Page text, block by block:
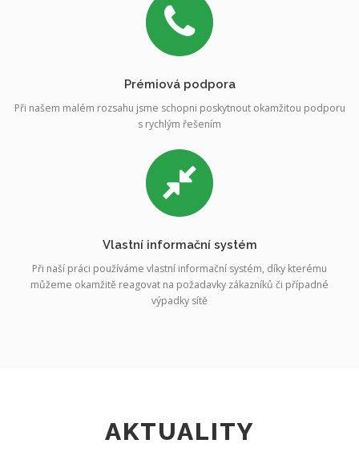
Prémiová podpora
Při našem malém rozsahu jsme schopni poskytnout okamžitou podporu
s rychlým řešením
Vlastní informační systém
Při naší práci používáme vlastní informační systém, díky kterému
můžeme okamžitě reagovat na požadavky zákazníků či případné
výpadky sítě
AKTUALITY